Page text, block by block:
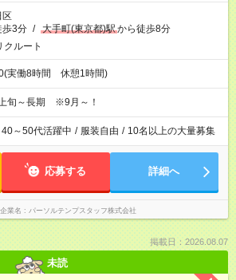
区
歩3分 / 大手町(東京都)駅から徒歩8分
クルート
実働8時間 休憩1時間)
旬～長期 ※9月～！
40～50代活躍中 / 服装自由 / 10名以上の大量募集
応募する 詳細へ
業名 パーソルテンプスタッフ株式会社
掲載日：2026.08.07
未読